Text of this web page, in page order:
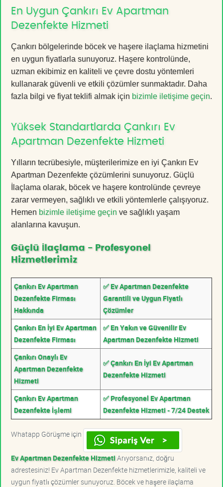
En Uygun Çankırı Ev Apartman
Dezenfekte Hizmeti
Çankırı bölgelerinde böcek ve haşere ilaçlama hizmetini
en uygun fiyatlarla sunuyoruz. Haşere kontrolünde,
uzman ekibimiz en kaliteli ve çevre dostu yöntemleri
kullanarak güvenli ve etkili çözümler sunmaktadır. Daha
fazla bilgi ve fiyat teklifi almak için bizimle iletişime geçin.
Yüksek Standartlarda Çankırı Ev
Apartman Dezenfekte Hizmeti
Yılların tecrübesiyle, müşterilerimize en iyi Çankırı Ev
Apartman Dezenfekte çözümlerini sunuyoruz. Güçlü
İlaçlama olarak, böcek ve haşere kontrolünde çevreye
zarar vermeyen, sağlıklı ve etkili yöntemlerle çalışıyoruz.
Hemen bizimle iletişime geçin ve sağlıklı yaşam
alanlarına kavuşun.
Güçlü İlaçlama - Profesyonel
Hizmetlerimiz
Çankırı Ev Apartman
Dezenfekte Firması
Hakkında
✅ Ev Apartman Dezenfekte
Garantili ve Uygun Fiyatlı
Çözümler
Çankırı En İyi Ev Apartman
Dezenfekte Firması
✅ En Yakın ve Güvenilir Ev
Apartman Dezenfekte Hizmeti
Çankırı Onaylı Ev
Apartman Dezenfekte
Hizmeti
✅ Çankırı En İyi Ev Apartman
Dezenfekte Hizmeti
Çankırı Ev Apartman
Dezenfekte İşlemi
✅ Profesyonel Ev Apartman
Dezenfekte Hizmeti - 7/24 Destek
Whatapp Görüşme için
Ev Apartman Dezenfekte HizmetiArıyorsanız, doğru
adrestesiniz! Ev Apartman Dezenfekte hizmetlerimizle, kaliteli ve
uygun fiyatlı çözümler sunuyoruz. Böcek ve haşere ilaçlama